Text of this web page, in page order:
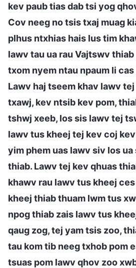
kev paub tias dab tsi yog
Cov neeg no tsis txaj muag
plhus ntxhias hais lus tim
lawv tau ua rau Vajtswv
txom nyem ntau npaum li cas
Lawv haj tseem khav lawv
txawj, kev ntsib kev pom,
tshwj xeeb, los sis lawv tej
lawv tus kheej tej kev coj
yim phem uas lawv siv los
thiab. Lawv tej kev qhuas
khawv rau lawv tus kheej
kheej thiab thuam lwm tus
npog thiab zais lawv tus
qaug zog, tej yam tsis zoo,
tau kom tib neeg txhob pom
tsuas pom lawv qhov zoo